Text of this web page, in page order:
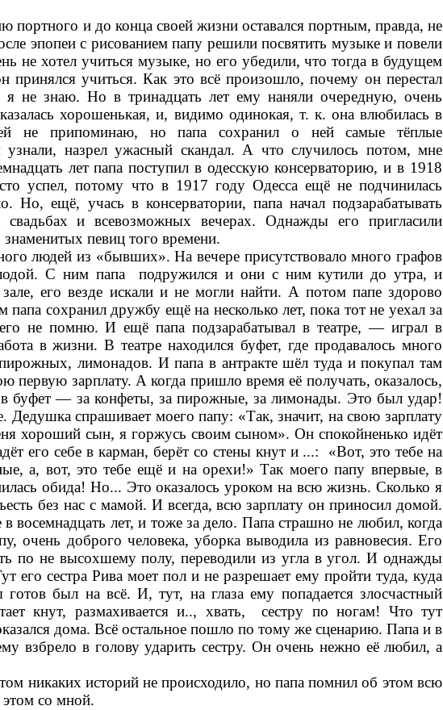
портного и до конца своей жизни оставался портным, правда, не
эпопеи с рисованием папу решили посвятить музыкеи повели
не хотел учиться музыке, но его убедили, что тогда в будущем
принялся учиться. Как это всё произошло, почему он перестал
я не знаю. Но в тринадцать лет ему наняли очередную, очень
хорошенькая, и, видимо одинокая, т. к. она влюбилась в
не припоминаю, но папа сохранил о ней самые тёплые
назрел ужасный скандал. А что случилось потом, мне
лет папа поступил в одесскую консерваторию, и в 1918
успел, потому что в 1917 году Одесса ещё не подчинилась
Но, ещё, учась в консерватории, папа начал подзарабатывать
свадьбах и всевозможных вечерах. Однажды его пригласили
певиц того времени.
людей из «бывших». На вечере присутствовало много графов
C ним папаподружился и они с ним кутили до утра, и
его везде искали и не могли найти. А потом папе здорово
сохранил дружбу ещё на несколько лет, пока тот не уехал за
не помню. И ещё папа подзарабатывал в театре, — играл в
в жизни. В театре находился буфет, где продавалось много
лимонадов. И папа в антракте шёл туда и покупал там
первую зарплату. А когда пришло время её получать, оказалось,
буфет — за конфеты, за пирожные, за лимонады. Это был удар!
Дедушка спрашивает моего папу: «Так,значит, на свою зарплату
хороший сын, я горжусь своим сыном». Онспокойненько идёт
его себе в карман, берёт со стены кнут и ...: «Вот, это тебе на
а, вот, это тебе ещё и на орехи!» Так моего папу впервые, в
обида! Но... Это оказалось уроком на всю жизнь. Сколько я
без нас с мамой. И всегда, всю зарплату он приносил домой.
восемнадцать лет, и тоже за дело. Папа страшно не любил, когда
очень доброго человека, уборка выводила из равновесия. Его
по не высохшему полу, переводили из угла в угол. И однажды
его сестра Рива моет пол и не разрешает ему пройти туда, куда
был на всё. И, тут, на глаза ему попадается злосчастный
кнут, размахивается и.., хвать, сестру по ногам! Что тут
дома. Всё остальное пошло по тому же сценарию. Папа и в
взбрело в голову ударить сестру. Он очень нежно её любил, а
никаких историй не происходило, но папа помнил об этом всю
этом со мной.